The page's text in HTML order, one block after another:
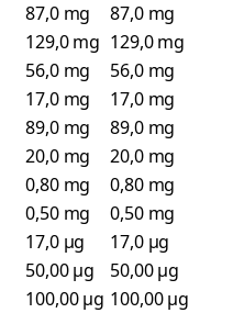
87,0 mg
87,0 mg
129,0 mg 129,0 mg
56,0 mg
56,0 mg
17,0 mg
17,0 mg
89,0 mg
89,0 mg
20,0 mg
20,0 mg
0,80 mg
0,80 mg
0,50 mg
0,50 mg
17,0 µg
17,0 µg
50,00 µg
50,00 µg
100,00 µg 100,00 µg